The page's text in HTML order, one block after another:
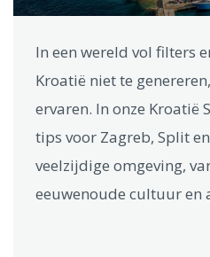
In een wereld vol filters
Kroatië niet te
ervaren. In onze Kroatië
tips voor Zagreb, Split
veelzijdige omgeving,
eeuwenoude cultuur en